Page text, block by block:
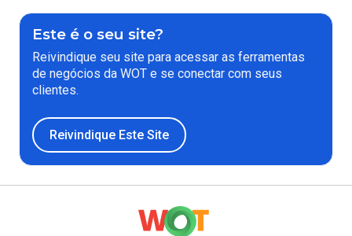
Este é o seu site?
Reivindique seu site para acessar as ferramentas
de negócios da WOT e se conectar com seus
clientes.
Reivindique Este Site